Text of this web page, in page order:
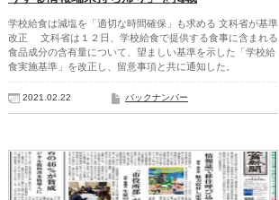
学校給食は減塩を「適切な時間確保」も求める 文科省が基準
改正 文科省は１２日、学校給食で提供する食事に含まれる
食品成分の含有量について、望ましい基準を示した「学校給
食実施基準」を改正し、留意事項と共に通知した。
2021.02.22 バックナンバー